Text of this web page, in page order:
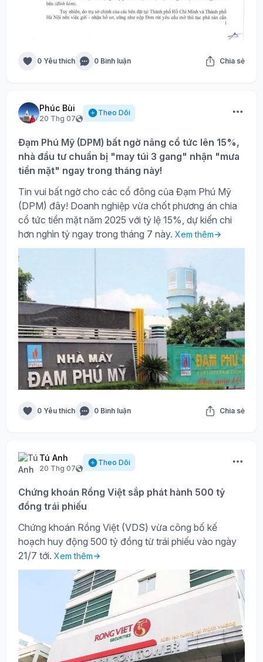
0 Yêu thích 0 Bình luận Chia sẻ
Phúc Bùi
20 Thg 07
Theo Dõi
Đạm Phú Mỹ (DPM) bất ngờ nâng cổ tức lên 15%,
nhà đầu tư chuẩn bị "may túi 3 gang" nhận "mưa
tiền mặt" ngay trong tháng này!
Tin vui bất ngờ cho các cổ đông của Đạm Phú Mỹ
(DPM) đây! Doanh nghiệp vừa chốt phương án chia
cổ tức tiền mặt năm 2025 với tỷ lệ 15%, dự kiến chi
hơn nghìn tỷ ngay trong tháng 7 này. Xem thêm
0 Yêu thích 0 Bình luận Chia sẻ
Tú Anh
20 Thg 07
Theo Dõi
Chứng khoán Rồng Việt sắp phát hành 500 tỷ
đồng trái phiếu
Chứng khoán Rồng Việt (VDS) vừa công bố kế
hoạch huy động 500 tỷ đồng từ trái phiếu vào ngày
21/7 tới. Xem thêm